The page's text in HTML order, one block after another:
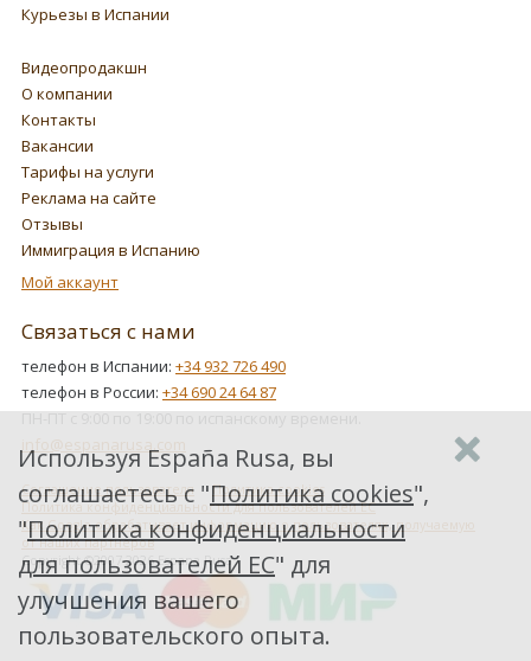
Курьезы в Испании
Видеопродакшн
О компании
Контакты
Вакансии
Тарифы на услуги
Реклама на сайте
Отзывы
Иммиграция в Испанию
Мой аккаунт
Связаться с нами
телефон в Испании: +34 932 726 490
телефон в России: +34 690 24 64 87
ПН-ПТ с 9:00 по 19:00 по испанскому времени.
info@espanarusa.com
Соглашение пользователя
Политика cookies
Политика конфиденциальности для пользователей ЕС
Как Google обрабатывает информацию о пользователях, получаемую
от наших партнеров
Copyright ©2007-2026 Espana Rusa
Используя España Rusa, вы
соглашаетесь с "Политика cookies",
"Политика конфиденциальности
для пользователей ЕС" для
улучшения вашего
пользовательского опыта.